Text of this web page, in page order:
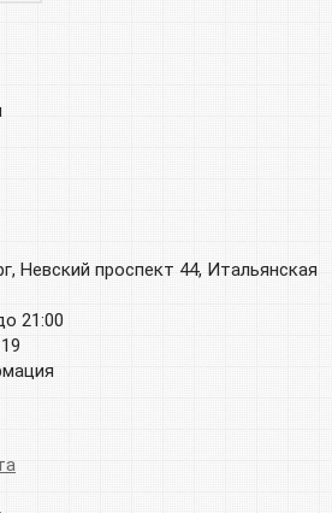
Невский проспект 44, Итальянская
21:00